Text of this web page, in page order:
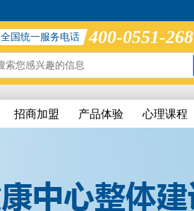
全国统一服务电话 400-0551-268
招商加盟 产品体验 心理课程